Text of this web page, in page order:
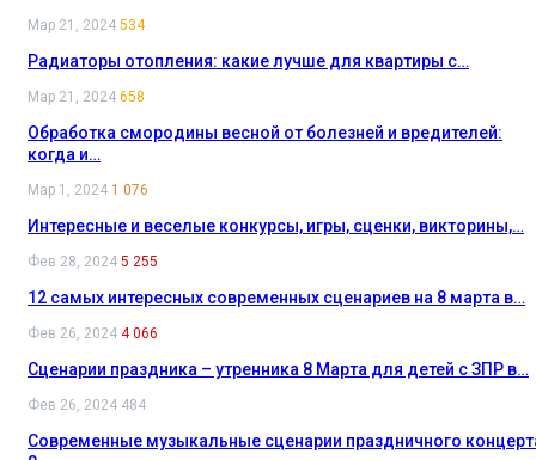
Мар 21, 2024 534
Радиаторы отопления: какие лучше для квартиры с…
Мар 21, 2024 658
Обработка смородины весной от болезней и вредителей:
когда и…
Мар 1, 2024 1 076
Интересные и веселые конкурсы, игры, сценки, викторины,…
Фев 28, 2024 5 255
12 самых интересных современных сценариев на 8 марта в…
Фев 26, 2024 4 066
Сценарии праздника – утренника 8 Марта для детей с ЗПР в…
Фев 26, 2024 484
Современные музыкальные сценарии праздничного